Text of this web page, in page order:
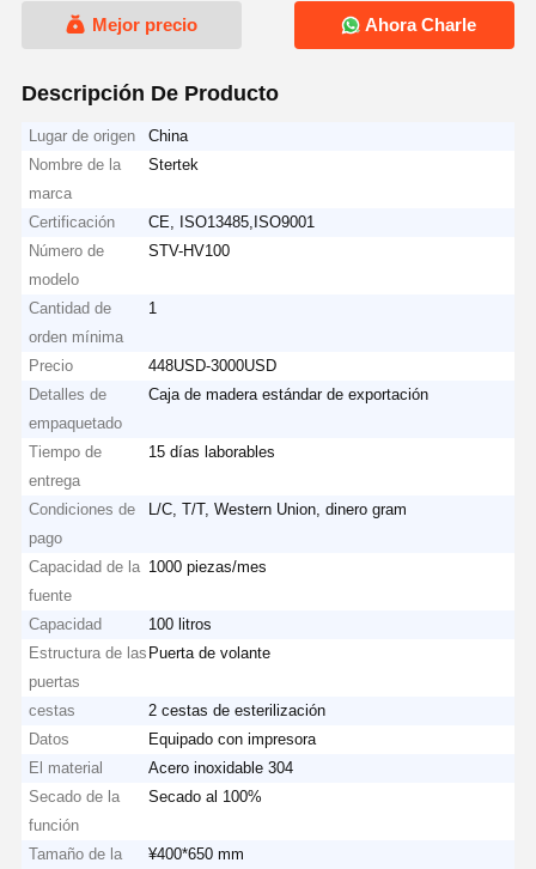
Mejor precio Ahora Charle
Descripción De Producto
Lugar de origen
China
Nombre de la
marca
Stertek
Certificación
CE, ISO13485,ISO9001
Número de
modelo
STV-HV100
Cantidad de
orden mínima
1
Precio
448USD-3000USD
Detalles de
empaquetado
Caja de madera estándar de exportación
Tiempo de
entrega
15 días laborables
Condiciones de
pago
L/C, T/T, Western Union, dinero gram
Capacidad de la
fuente
1000 piezas/mes
Capacidad
100 litros
Estructura de las
puertas
Puerta de volante
cestas
2 cestas de esterilización
Datos
Equipado con impresora
El material
Acero inoxidable 304
Secado de la
función
Secado al 100%
Tamaño de la
¥400*650 mm